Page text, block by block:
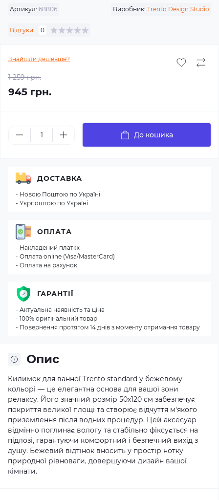
Артикул: 68806 Виробник: Trento Design Studio
Відгуки: 0
Знайшли дешевше?
1 259 грн.
945 грн.
До кошика
Опис
Килимок для ванної Trento standard у бежевому
кольорі — це елегантна основа для вашої зони
релаксу. Його значний розмір 50х120 см забезпечує
покриття великої площі та створює відчуття м'якого
приземлення після водних процедур. Цей аксесуар
відмінно поглинає вологу та стабільно фіксується на
підлозі, гарантуючи комфортний і безпечний вихід з
душу. Бежевий відтінок вносить у простір нотку
природної рівноваги, довершуючи дизайн вашої
кімнати.
ДОСТАВКА
- Новою Поштою по Україні
- Укрпоштою по Україні
ОПЛАТА
- Накладений платіж
- Оплата online (Visa/MasterCard)
- Оплата на рахунок
ГАРАНТІЇ
- Актуальна наявність та ціна
- 100% оригінальний товар
- Повернення протягом 14 днів з моменту отримання товару